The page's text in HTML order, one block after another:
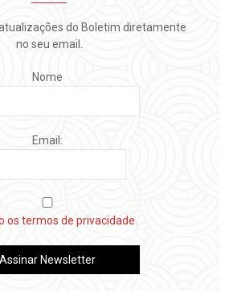
do Boletim diretamente
no seu email.
Nome
Email:
os termos de privacidade.